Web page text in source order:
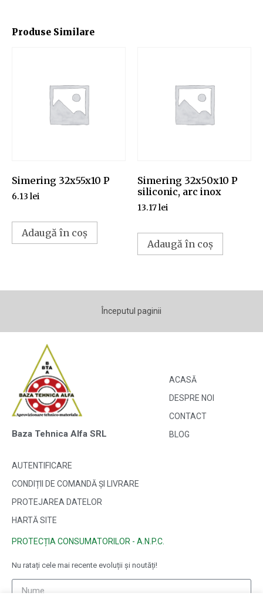
Produse Similare
Simering 32x55x10 P
6.13 lei
Adaugă în coș
Simering 32x50x10 P
siliconic, arc inox
13.17lei
Adaugă în coș
Începutul paginii
Baza Tehnica Alfa SRL
ACASĂ
DESPRE NOI
CONTACT
BLOG
AUTENTIFICARE
CONDIȚII DE COMANDĂ ȘI LIVRARE
PROTEJAREA DATELOR
HARTĂ SITE
PROTECȚIA CONSUMATORILOR - A.N.P.C.
Nu ratați cele mai recente evoluții și noutăți!